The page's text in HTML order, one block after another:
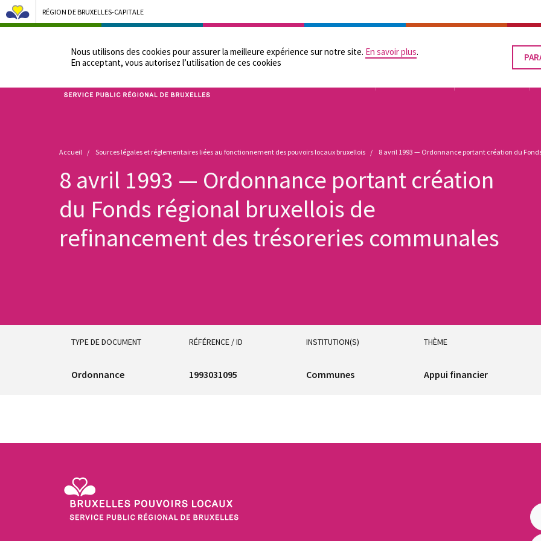
Nous utilisons des cookies pour assurer la meilleure expérience sur notre site. En savoir plus.
En acceptant, vous autorisez lʼutilisation de ces cookies
LE
RÉGION DE BRUXELLES-CAPITALE
Bruxelles Pouvoirs Locaux - Aller à la page d'accueil
NOTRE ADMINISTRATION ÉGALITÉ DES CHANCES
Fil
d'Ariane
Accueil Sources légales et réglementaires liées au fonctionnement des pouvoirs locaux bruxellois 8 avril 1993 — Ordonnance portant création du
8 avril 1993 — Ordonnance portant création
du Fonds régional bruxellois de
refinancement des trésoreries communales
TYPE DE DOCUMENT
Ordonnance
RÉFÉRENCE / ID
1993031095
INSTITUTION(S)
Communes
THÈME
Appui financier